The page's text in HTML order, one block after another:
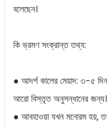
বলেছেন।
কি ভ্রমণ সংক্রান্ত তথ্য:
● আদর্শ কালের মেয়াদ: ৩-৫
আরো বিস্তৃত অনুসন্ধানের জন্য।
● আবহাওয়া যখন মনোরম হয়,